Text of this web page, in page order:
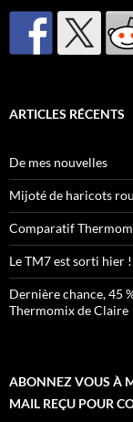
ARTICLES RÉCENTS
De mes nouvelles
Mijoté de haricots
Comparatif
Le TM7 est sorti hier
Dernière chance, 45
Thermomix de Claire
ABONNEZ VOUS À
MAIL REÇU POUR